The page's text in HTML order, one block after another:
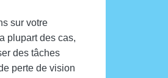
sur votre
plupart des cas,
des tâches
perte de vision